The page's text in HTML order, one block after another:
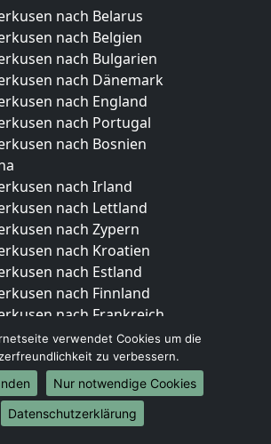
nach Belarus
nach Belgien
nach Bulgarien
nach Dänemark
nach England
nach Portugal
nach Bosnien
nach Irland
nach Lettland
nach Zypern
nach Kroatien
nach Estland
nach Finnland
nach Frankreich
nach Griechenland
nach Italien
nach Liechtenstein
nach Luxemburg
nach Niederlande
verwendet Cookies um die
zu verbessern.
Nur notwendige Cookies
Datenschutzerklärung